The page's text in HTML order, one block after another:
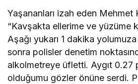
Yaşananları izah eden Mehmet
“Kavşakta ellerime ve yüzüme
Aşağı yukarı 1 dakika
sonra polisler denetim
alkolmetreye üfletti. Aygıt 0.27
olduğumu gözler önüne serdi.